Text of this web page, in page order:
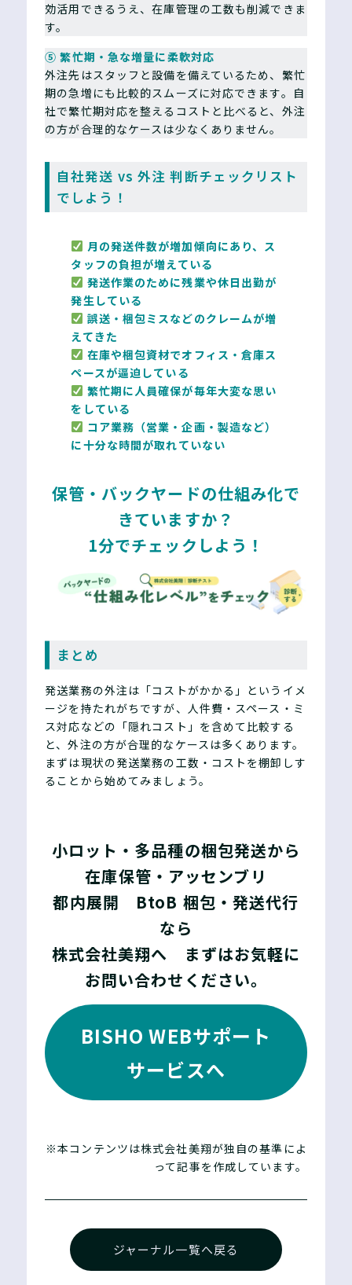
効活用できるうえ、在庫管理の工数も削減できま
す。
⑤ 繁忙期・急な増量に柔軟対応
外注先はスタッフと設備を備えているため、繁忙
期の急増にも比較的スムーズに対応できます。自
社で繁忙期対応を整えるコストと比べると、外注
の方が合理的なケースは少なくありません。
自社発送 vs 外注 判断チェックリスト
でしよう！
月の発送件数が増加傾向にあり、ス
タッフの負担が増えている
発送作業のために残業や休日出勤が
発生している
誤送・梱包ミスなどのクレームが増
えてきた
在庫や梱包資材でオフィス・倉庫ス
ペースが逼迫している
繁忙期に人員確保が毎年大変な思い
をしている
コア業務（営業・企画・製造など）
に十分な時間が取れていない
保管・バックヤードの仕組み化で
きていますか？
1分でチェックしよう！
まとめ
発送業務の外注は「コストがかかる」というイメ
ージを持たれがちですが、人件費・スペース・ミ
ス対応などの「隠れコスト」を含めて比較する
と、外注の方が合理的なケースは多くあります。
まずは現状の発送業務の工数・コストを棚卸しす
ることから始めてみましょう。
小ロット・多品種の梱包発送から
在庫保管・アッセンブリ
都内展開 BtoB 梱包・発送代行
なら
株式会社美翔へ まずはお気軽に
お問い合わせください。
BISHO WEBサポート
サービスへ
※本コンテンツは株式会社美翔が独自の基準によ
って記事を作成しています。
ジャーナル一覧へ戻る